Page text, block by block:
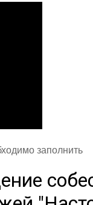
заполнить